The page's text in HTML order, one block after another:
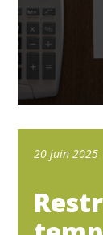
20 juin 2025